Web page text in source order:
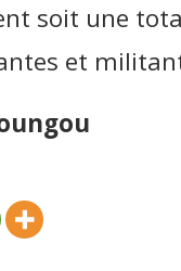
soit une
et